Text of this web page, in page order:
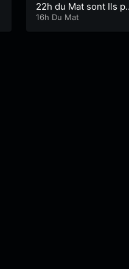
22h du Mat sont Ils
mi nous ?
16h Du Mat